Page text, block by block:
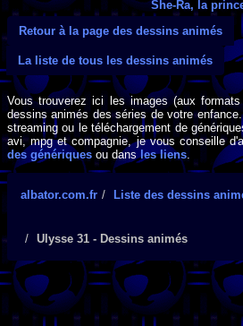
She-Ra, la
Retour à la page des dessins animés
La liste de tous les dessins animés
Vous trouverez ici les images (aux
dessins animés des séries de votre
streaming ou le téléchargement de
avi, mpg et compagnie, je vous conseille
des génériques ou dansles liens
albator.com.fr Liste des dessins
Ulysse 31 - Dessins animés